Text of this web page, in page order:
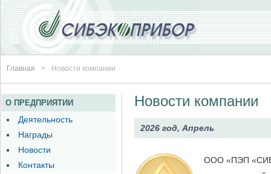
Главная > Новости компании
Новости компании
2026 год, Апрель
ООО «ПЭП